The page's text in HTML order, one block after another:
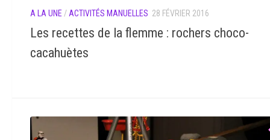
A LA UNE / ACTIVITÉS MANUELLES 28 FÉVRIER 2016
Les recettes de la flemme : rochers choco-
cacahuètes